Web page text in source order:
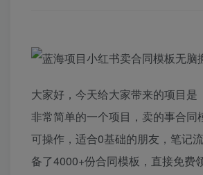
大家好，今天给大家带来的项目
非常简单的一个项目，卖的事合
可操作，适合0基础的朋友，笔记
备了4000+份合同模板，直接免费